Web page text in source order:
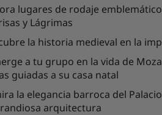
lugares de rodaje
y Lágrimas
la historia medieval en la
a tu grupo en la vida de
guiadas a su casa natal
la elegancia barroca del
arquitectura